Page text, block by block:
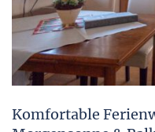
Komfortable